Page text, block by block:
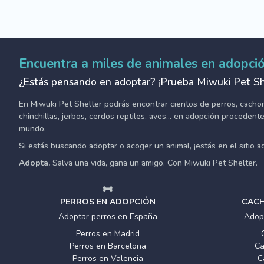
Encuentra a miles de animales en
¿Estás pensando en adoptar? ¡Prueba Miwuki Pet
En Miwuki Pet Shelter podrás encontrar cientos de perros,
chinchillas, jerbos, cerdos reptiles, aves... en adopción
mundo.
Si estás buscando adoptar o acoger un animal, ¡estás en el sitio
Adopta. Salva una vida, gana un amigo. Con Miwuki Pet Shelter.
PERROS EN ADOPCIÓN
Adoptar perros en España
Perros en Madrid
Perros en Barcelona
Perros en Valencia